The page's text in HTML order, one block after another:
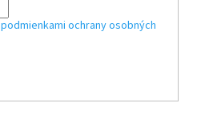
podmienkami ochrany osobných